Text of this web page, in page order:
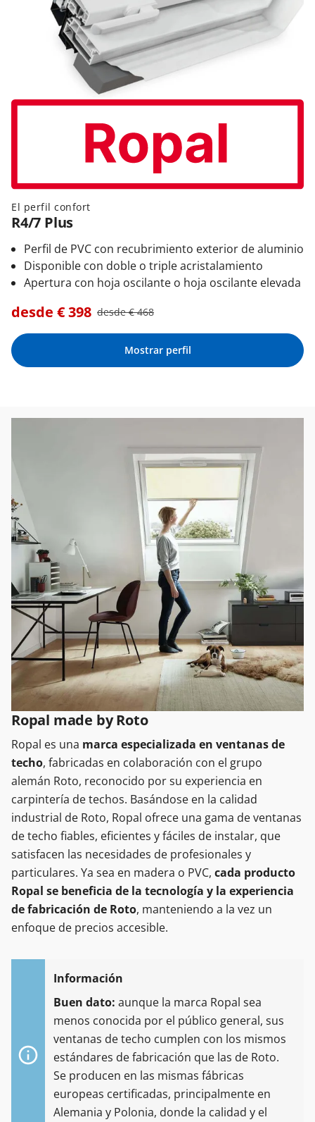
El perfil confort
R4/7 Plus
Perfil de PVC con recubrimiento exterior de aluminio
Disponible con doble o triple acristalamiento
Apertura con hoja oscilante o hoja oscilante elevada
desde €398 desde €468
Mostrar perfil
Ropal made by Roto
Ropal es una marca especializada en ventanas de
techo, fabricadas en colaboración con el grupo
alemán Roto, reconocido por su experiencia en
carpintería de techos. Basándose en la calidad
industrial de Roto, Ropal ofrece una gama de ventanas
de techo fiables, eficientes y fáciles de instalar, que
satisfacen las necesidades de profesionales y
particulares. Ya sea en madera o PVC, cada producto
Ropal se beneficia de la tecnología y la experiencia
de fabricación de Roto, manteniendo a la vez un
enfoque de precios accesible.
Buen dato: aunque la marca Ropal sea
menos conocida por el público general, sus
ventanas de techo cumplen con los mismos
estándares de fabricación que las de Roto.
Se producen en las mismas fábricas
europeas certificadas, principalmente en
Alemania y Polonia, donde la calidad y el